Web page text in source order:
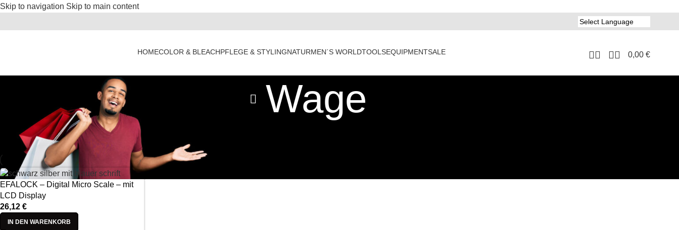
Skip to navigation Skip to main content
HOMECOLOR & BLEACHPFLEGE & STYLINGNATURMEN´S WORLDTOOLSEQUIPMENTSALE 0,00 €
Wage
EFALOCK – Digital Micro Scale – mit
LCD Display
26,12 €
IN DEN WARENKORB